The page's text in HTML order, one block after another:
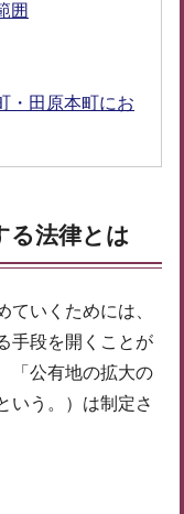
囲
・田原本町にお
る法律とは
ていくためには、
手段を開くことが
「公有地の拡大の
いう。）は制定さ